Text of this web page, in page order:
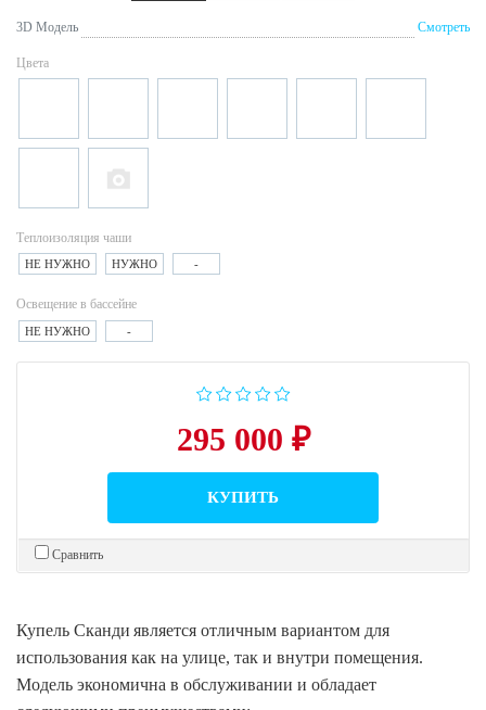
3D Модель Смотреть
Цвета
Теплоизоляция чаши
НЕ НУЖНО НУЖНО -
Освещение в бассейне
НЕ НУЖНО -
295 000 ₽
КУПИТЬ
Сравнить
Купель Сканди является отличным вариантом для
использования как на улице, так и внутри помещения.
Модель экономична в обслуживании и обладает